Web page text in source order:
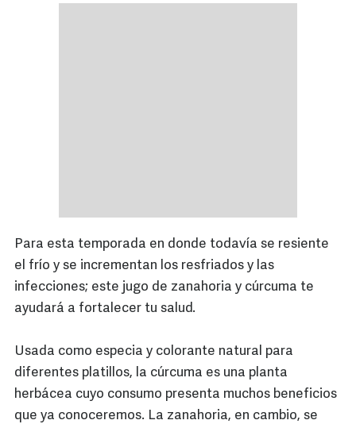
Para esta temporada en donde todavía se resiente
el frío y se incrementan los resfriados y las
infecciones; este jugo de zanahoria y cúrcuma te
ayudará a fortalecer tu salud.
Usada como especia y colorante natural para
diferentes platillos, la cúrcuma es una planta
herbácea cuyo consumo presenta muchos beneficios
que ya conoceremos. La zanahoria, en cambio, se